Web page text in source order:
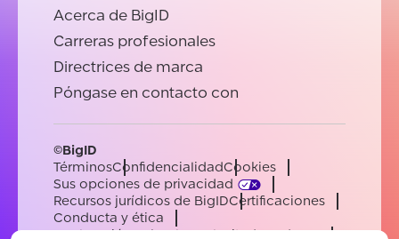
Acerca de BigID
Carreras profesionales
Directrices de marca
Póngase en contacto con
©BigID
TérminosConfidencialidadCookies
Sus opciones de privacidad
Recursos jurídicos de BigIDCertificaciones
Conducta y ética
Declaración sobre la esclavitud moderna